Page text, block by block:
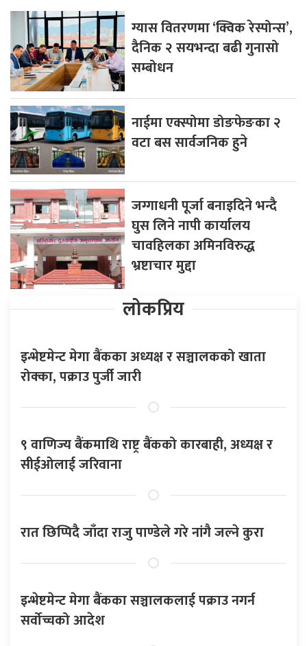
ग्यास वितरणमा ‘क्विक रेस्पोन्स’,
दैनिक २ सयभन्दा बढी गुनासो
सम्बोधन
नाईमा एक्स्पोमा डोङफेङका २
वटा बस सार्वजनिक हुने
जग्गाधनी पूर्जा बनाइदिने भन्दै
घुस लिने नापी कार्यालय
चावहिलका अमिनविरुद्ध
भ्रष्टाचार मुद्दा
लोकप्रिय
इन्भेष्टमेन्ट मेगा बैंकका अध्यक्ष र सञ्चालकको खाता
रोक्का, पक्राउ पुर्जी जारी
९ वाणिज्य बैंकमाथि राष्ट्र बैंकको कारबाही, अध्यक्ष र
सीईओलाई जरिवाना
रात छिप्पिदै जाँदा राजु पाण्डेले गरे नांगै जल्ने कुरा
इन्भेष्टमेन्ट मेगा बैंकका सञ्चालकलाई पक्राउ नगर्न
सर्वोच्चको आदेश